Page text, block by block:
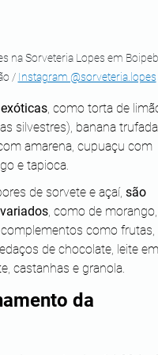
na Sorveteria Lopes em
/ Instagram @sorveteria.lopes
, como torta de
silvestres), banana
amarena, cupuaçu com
e tapioca.
de sorvete e açaí, são
, como de
como frutas,
de chocolate, leite
castanhas e granola.
da